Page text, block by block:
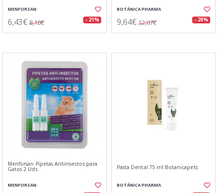
MENFORSAN
6,43€ 8,10€ - 21%
BOTÁNICA PHARMA
9,64€ 12,07€ - 20%
Menforsan Pipetas Antiinsectos para
Gatos 2 Uds
MENFORSAN
Pasta Dental 75 ml Botanicapets
BOTÁNICA PHARMA